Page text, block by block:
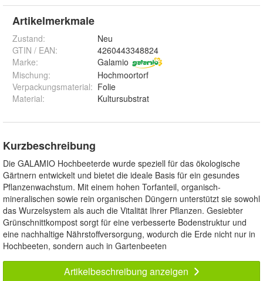
Artikelmerkmale
Zustand:
Neu
GTIN / EAN:
4260443348824
Marke:
Galamio
Mischung:
Hochmoortorf
Verpackungsmaterial: Folie
Material: Kultursubstrat
Kurzbeschreibung
Die GALAMIO Hochbeeterde wurde speziell für das ökologische
Gärtnern entwickelt und bietet die ideale Basis für ein gesundes
Pflanzenwachstum. Mit einem hohen Torfanteil, organisch-
mineralischen sowie rein organischen Düngern unterstützt sie sowohl
das Wurzelsystem als auch die Vitalität Ihrer Pflanzen. Gesiebter
Grünschnittkompost sorgt für eine verbesserte Bodenstruktur und
eine nachhaltige Nährstoffversorgung, wodurch die Erde nicht nur in
Hochbeeten, sondern auch in Gartenbeeten
Artikelbeschreibung anzeigen